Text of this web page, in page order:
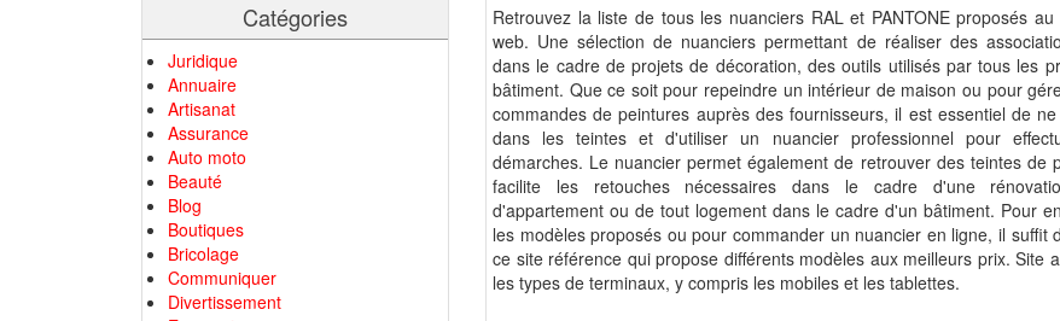
Catégories
Juridique
Annuaire
Artisanat
Assurance
Auto moto
Beauté
Blog
Boutiques
Bricolage
Communiquer
Divertissement
Retrouvez la liste de tous les nuanciers RAL et PANTONE proposés
web. Une sélection de nuanciers permettant de réaliser des
dans le cadre de projets de décoration, des outils utilisés par tous les
bâtiment. Que ce soit pour repeindre un intérieur de maison ou pour
commandes de peintures auprès des fournisseurs, il est essentiel de
dans les teintes et d'utiliser un nuancier professionnel pour
démarches. Le nuancier permet également de retrouver des teintes de
facilite les retouches nécessaires dans le cadre d'une
d'appartement ou de tout logement dans le cadre d'un bâtiment. Pour
les modèles proposés ou pour commander un nuancier en ligne, il suffit
ce site référence qui propose différents modèles aux meilleurs prix. Site
les types de terminaux, y compris les mobiles et les tablettes.